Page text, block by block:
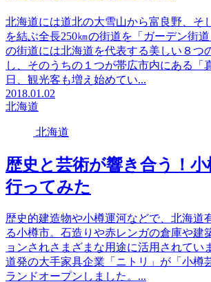
北海道には道北の大雪山から富良野、そ
を結ぶ全長250㎞の街道を「ガーデン街
の街道には北海道を代表する美しい８つ
し、そのうちの１つが帯広市内にある「
日、観光客も増え始めてい...
2018.01.02
北海道
北海道
歴史と芸術が響き合う！小
行ってみた
歴史的建造物や小樽運河などで、北海道
る小樽市。石造りや赤レンガの倉庫や建
ョンされさまざまな用途に活用されてい
道発の大手家具企業「ニトリ」が「小樽
ランドオープンしました。...